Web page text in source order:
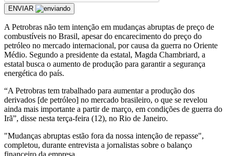
ENVIAR
A Petrobras não tem intenção em mudanças abruptas de preço de
combustíveis no Brasil, apesar do encarecimento do preço do
petróleo no mercado internacional, por causa da guerra no Oriente
Médio. Segundo a presidente da estatal, Magda Chambriard, a
estatal busca o aumento de produção para garantir a segurança
energética do país.
“A Petrobras tem trabalhado para aumentar a produção dos
derivados [de petróleo] no mercado brasileiro, o que se revelou
ainda mais importante a partir de março, em condições de guerra do
Irã”, disse nesta terça-feira (12), no Rio de Janeiro.
"Mudanças abruptas estão fora da nossa intenção de repasse",
completou, durante entrevista a jornalistas sobre o balanço
financeiro da empresa.